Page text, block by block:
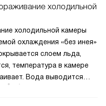
что может привести
в морозилках
рекомендуется мясо
холодильной
холодильной камеры
охлаждения «без инея»
слоем льда,
температура в камере
Вода выводится